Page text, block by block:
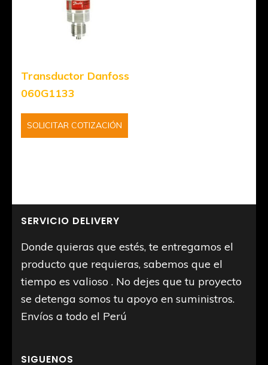
Transductor Danfoss
060G1133
SOLICITAR COTIZACIÓN
SERVICIO DELIVERY
Donde quieras que estés, te entregamos el
producto que requieras, sabemos que el
tiempo es valioso . No dejes que tu proyecto
se detenga somos tu apoyo en suministros.
Envíos a todo el Perú
SIGUENOS